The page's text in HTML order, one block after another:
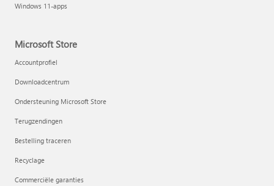
Windows 11-apps
Microsoft Store
Accountprofiel
Downloadcentrum
Ondersteuning Microsoft Store
Terugzendingen
Bestelling traceren
Recyclage
Commerciële garanties